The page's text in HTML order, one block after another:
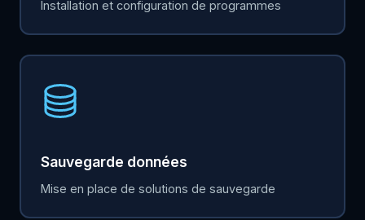
Installation et configuration de programmes
Sauvegarde données
Mise en place de solutions de sauvegarde